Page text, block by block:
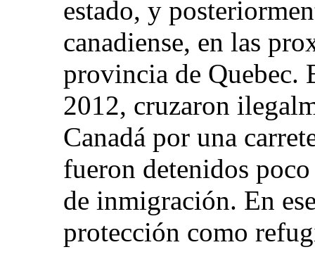
estado, y
canadiense, en las
provincia de Quebec.
2012, cruzaron
Canadá por una
fueron detenidos
de inmigración. En
protección como